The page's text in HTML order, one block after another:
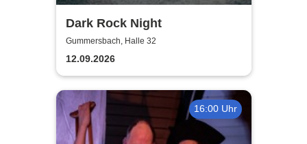
Dark Rock Night
Gummersbach, Halle 32
12.09.2026
16:00 Uhr